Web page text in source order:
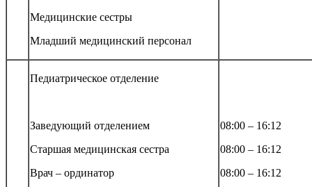
Медицинские сестры
Младший медицинский персонал
Педиатрическое отделение
Заведующий отделением
Старшая медицинская сестра
Врач – ординатор
08:00 – 16:12
08:00 – 16:12
08:00 – 16:12